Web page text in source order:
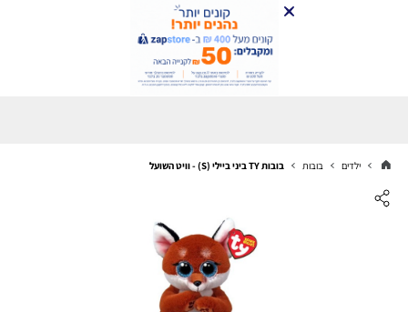
ילדים בובות בובות TY ביני ביילי (S) - וויט השועל